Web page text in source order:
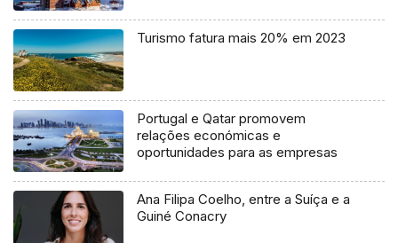
Turismo fatura mais 20% em 2023
Portugal e Qatar promovem
relações económicas e
oportunidades para as empresas
Ana Filipa Coelho, entre a Suíça e a
Guiné Conacry